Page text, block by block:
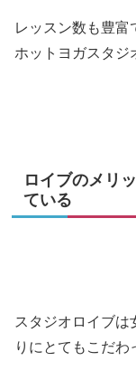
レッスン数も豊富
ホットヨガスタジ
ロイブのメリ
ている
スタジオロイブは
りにとてもこだわ